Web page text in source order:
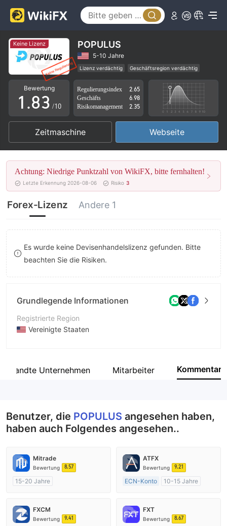
Keine Lizenz POPULUS
5-10 Jahre
Lizenz verdächtig
Geschäftsregion verdächtig
Hohes potenzielles Risiko
Bewertung
0
1
2
3
4
5
6
7
8
9
.
4
5
6
7
8
9
0
1
2
3
4
5
6
7
8
9
/10
Regulierungsindex
2.65
Geschäfts
6.98
Risikomanagement
2.35
Zeitmaschine Webseite
Achtung: Niedrige Punktzahl von WikiFX, bitte fernhalten!
Letzte Erkennung 2026-08-06 Risiko 3
Forex-Lizenz Andere 1
Es wurde keine Devisenhandelslizenz gefunden. Bitte
beachten Sie die Risiken.
Grundlegende Informationen
Registrierte Region
Vereinigte Staaten
UnternehmenUnternehmen Mitarbeiter Kommentar
Benutzer, die POPULUS angesehen haben,
haben auch Folgendes angesehen..
Mitrade
Bewertung 8.57
15-20 Jahre
Market Making (MM)
Selbstforschung
ATFX
Bewertung 9.21
ECN-Konto
10-15 Jahre
Market Making (MM)
MT4-Volllizenz
FXCM
Bewertung 9.41
FXT
Bewertung 8.67